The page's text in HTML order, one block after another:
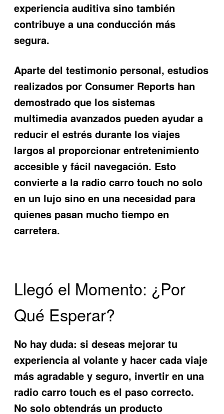
experiencia auditiva sino también
contribuye a una conducción más
segura.
Aparte del testimonio personal, estudios
realizados por Consumer Reports han
demostrado que los sistemas
multimedia avanzados pueden ayudar a
reducir el estrés durante los viajes
largos al proporcionar entretenimiento
accesible y fácil navegación. Esto
convierte a la radio carro touch no solo
en un lujo sino en una necesidad para
quienes pasan mucho tiempo en
carretera.
Llegó el Momento: ¿Por
Qué Esperar?
No hay duda: si deseas mejorar tu
experiencia al volante y hacer cada viaje
más agradable y seguro, invertir en una
radio carro touch es el paso correcto.
No solo obtendrás un producto